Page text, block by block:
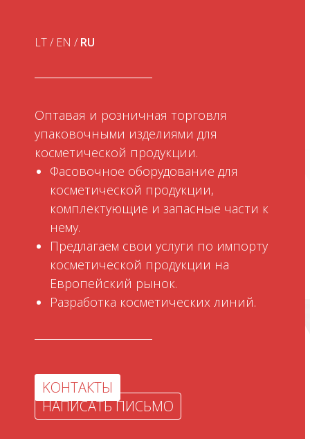
LT/ EN / RU
Оптавая и розничная торговля
упаковочными изделиями для
косметической продукции.
Фасовочное оборудование для
косметической продукции,
комплектующие и запасные части к
нему.
Предлагаем свои услуги по импорту
косметической продукции на
Европейский рынок.
Разработка косметических линий.
KОНТАКТЫ
НАПИСАТЬ ПИСЬМО